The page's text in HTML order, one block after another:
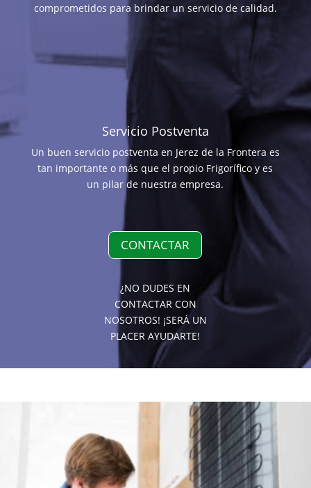
comprometidos para brindar un servicio de calidad.
Servicio Postventa
Un buen servicio postventa en Jerez de la Frontera es
tan importante o más que el propio Frigorífico y es
un pilar de nuestra empresa.
CONTACTAR
¿NO DUDES EN
CONTACTAR CON
NOSOTROS! ¡SERÁ UN
PLACER AYUDARTE!